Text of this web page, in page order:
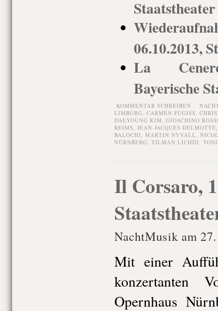
06.10.2013,
La
Bayerische
KOMMENTAR SCHREIBEN
LIMBURG, CARMEN FUGISS,
DAEYOUNG KIM, GIOACHINO
REIMS, JEAN-JACQUES DELMOTTE
BALOCHI, MARTIN NYVALL,
NÜRNBERG, TILMAN LICHDI,
Il Corsaro,
NachtMusik am
Mit einer
konzertanten
Opernhaus